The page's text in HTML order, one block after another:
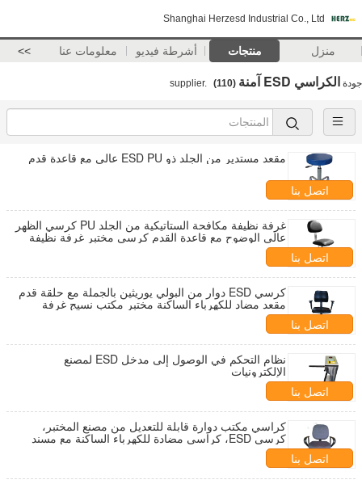
Shanghai Herzesd Industrial Co., Ltd
منزل منتجات أشرطة فيديو معلومات عنا >>
جودة الكراسي ESD آمنة (110)
مقعد مستدير من الجلد ذو ESD PU عالي مع قاعدة قدم
اتصل بنا
غرفة نظيفة مكافحة الستاتيكية من الجلد PU كرسي الظهر
عالي الوضوح مع قاعدة القدم كرسي مختبر غرفة نظيفة
اتصل بنا
كرسي ESD دوار من البولي يوريثين بالجملة مع حلقة قدم
مقعد مضاد للكهرباء الساكنة مختبر مكتب نسيج غرفة
نظيفة
اتصل بنا
نظام التحكم في الوصول إلى مدخل ESD لمصنع
الإلكترونيات
اتصل بنا
كراسي مكتب دوارة قابلة للتعديل من مصنع المختبر،
كرسي ESD، كراسي مضادة للكهرباء الساكنة مع مسند
ذراع
اتصل بنا